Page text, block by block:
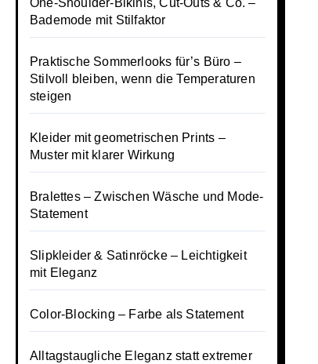
One-Shoulder-Bikinis, Cut-Outs & Co. –
Bademode mit Stilfaktor
Praktische Sommerlooks für’s Büro –
Stilvoll bleiben, wenn die Temperaturen
steigen
Kleider mit geometrischen Prints –
Muster mit klarer Wirkung
Bralettes – Zwischen Wäsche und Mode-
Statement
Slipkleider & Satinröcke – Leichtigkeit
mit Eleganz
Color-Blocking – Farbe als Statement
Alltagstaugliche Eleganz statt extremer